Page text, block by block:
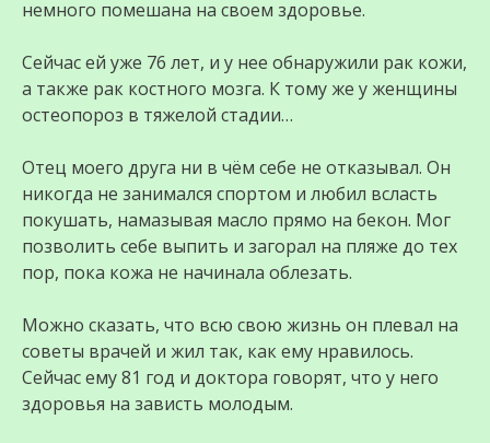
немного помешана на своем здоровье.
Сейчас ей уже 76 лет, и у нее обнаружили рак кожи,
а также рак костного мозга. К тому же у женщины
остеопороз в тяжелой стадии…
Отец моего друга ни в чём себе не отказывал. Он
никогда не занимался спортом и любил всласть
покушать, намазывая масло прямо на бекон. Мог
позволить себе выпить и загорал на пляже до тех
пор, пока кожа не начинала облезать.
Можно сказать, что всю свою жизнь он плевал на
советы врачей и жил так, как ему нравилось.
Сейчас ему 81 год и доктора говорят, что у него
здоровья на зависть молодым.